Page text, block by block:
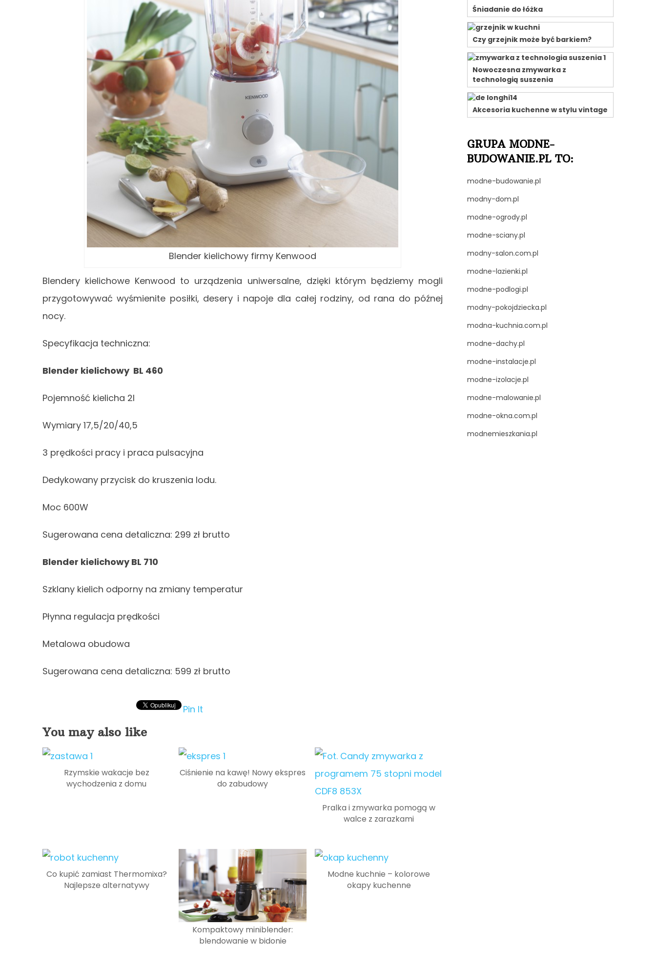
Blender kielichowy firmy Kenwood
Blendery kielichowe Kenwood to urządzenia uniwersalne, dzięki którym będziemy mogli
przygotowywać wyśmienite posiłki, desery i napoje dla całej rodziny, od rana do późnej
nocy.
Specyfikacja techniczna:
Blender kielichowy BL 460
Pojemność kielicha 2l
Wymiary 17,5/20/40,5
3 prędkości pracy i praca pulsacyjna
Dedykowany przycisk do kruszenia lodu.
Moc 600W
Sugerowana cena detaliczna: 299 zł brutto
Blender kielichowy BL 710
Szklany kielich odporny na zmiany temperatur
Płynna regulacja prędkości
Metalowa obudowa
Sugerowana cena detaliczna: 599 zł brutto
Pin It
You may also like
Rzymskie wakacje bez
wychodzenia z domu
Ciśnienie na kawę! Nowy ekspres
do zabudowy
Pralka i zmywarka pomogą w
walce z zarazkami
Co kupić zamiast Thermomixa?
Najlepsze alternatywy
Kompaktowy miniblender:
blendowanie w bidonie
Modne kuchnie – kolorowe
okapy kuchenne
Śniadanie do łóżka
Czy grzejnik może być barkiem?
Nowoczesna zmywarka z
technologią suszenia
Akcesoria kuchenne w stylu vintage
GRUPA MODNE-
BUDOWANIE.PL TO:
modne-budowanie.pl
modny-dom.pl
modne-ogrody.pl
modne-sciany.pl
modny-salon.com.pl
modne-lazienki.pl
modne-podlogi.pl
modny-pokojdziecka.pl
modna-kuchnia.com.pl
modne-dachy.pl
modne-instalacje.pl
modne-izolacje.pl
modne-malowanie.pl
modne-okna.com.pl
modnemieszkania.pl